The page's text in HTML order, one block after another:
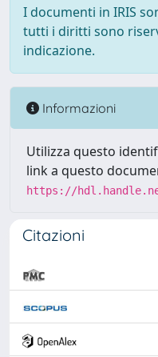
I documenti in IRIS
tutti i diritti sono
indicazione.
Informazioni
Utilizza questo
link a questo
https://
Citazioni